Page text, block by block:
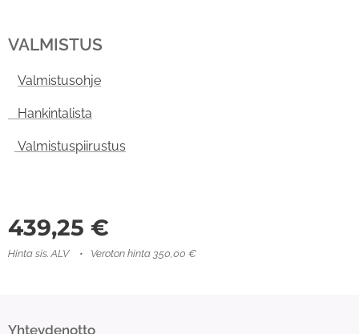
VALMISTUS
Valmistusohje
Hankintalista
Valmistuspiirustus
439,25 €
Hinta sis. ALV Veroton hinta 350,00 €
Yhteydenotto